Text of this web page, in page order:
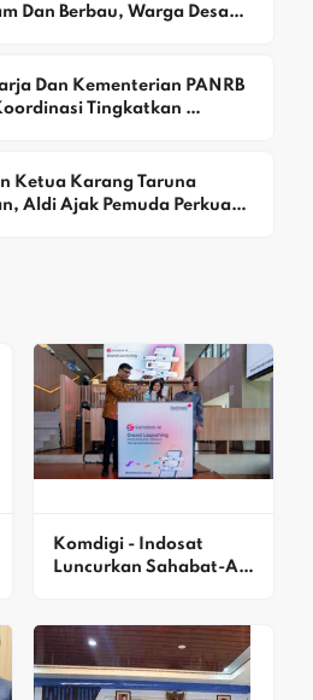
Dan Berbau, Warga Desak
Dan Kementerian PANRB
Tingkatkan
Ketua Karang Taruna
Aldi Ajak Pemuda Perkuat
Komdigi - Indosat
Luncurkan Sahabat-AI,